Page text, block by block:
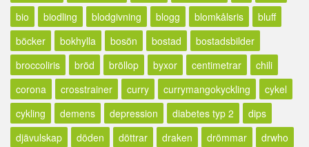
bio
biodling blodgivning blogg blomkålsris
bluff
böcker
bokhylla bosön bostad
bostadsbilder
broccoliris
bröd bröllop byxor centimetrar
chili
corona
crosstrainer curry currymangokyckling
cykel
cykling
demens depression diabetes typ 2
dips
djävulskap
döden döttrar draken drömmar
drwho